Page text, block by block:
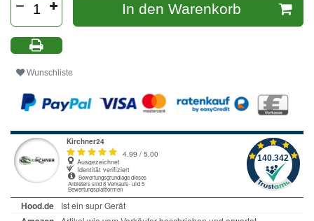
In den Warenkorb
Wunschliste